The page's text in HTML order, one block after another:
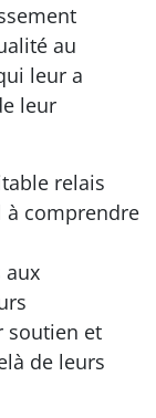
au
leur a
leur
relais
à comprendre
aux
soutien et
de leurs